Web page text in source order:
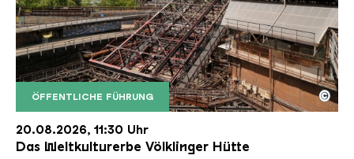
ÖFFENTLICHE FÜHRUNG
Der Erzschrägaufzug der Völklinger Hütte mit
Copyright: Weltkulturerbe Völklinger Hütte | Karl
©
20.08.2026, 11:30 Uhr
Das Weltkulturerbe Völklinger Hütte